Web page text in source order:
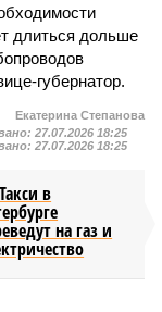
длиться дольше
губернатор.
Екатерина Степанова
27.07.2026 18:25
27.07.2026 18:25
Такси в
на газ и